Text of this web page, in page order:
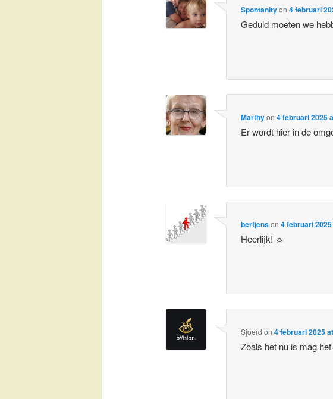
Spontanityon4 februari
Geduld moeten we
Marthyon4 februari 2025
Er wordt hier in de
bertjenson4 februari
Heerlijk! ☼
Sjoerd on4 februari 2025
Zoals het nu is mag